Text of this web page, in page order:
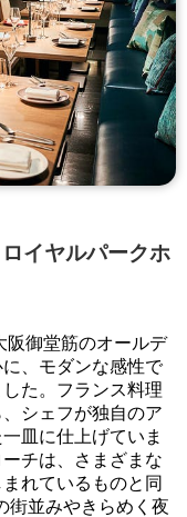
イヤルパークホ
阪御堂筋のオールデ
、モダンな感性で
た。フランス料理
シェフが独自のア
皿に仕上げていま
チは、さまざまな
れているものと同
街並みやきらめく夜